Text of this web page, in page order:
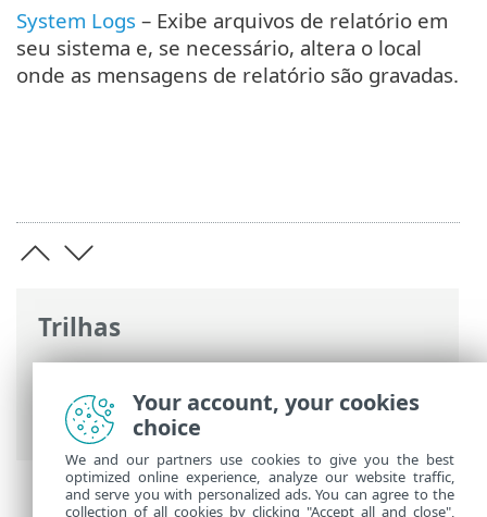
Trilhas
Ajuda on-line ESET>ESET PROTECT On-
Prem>Interface de gerenciamento
Webmin
> Sistema
System Logs – Exibe arquivos de relatório em
seu sistema e, se necessário, altera o local
onde as mensagens de relatório são gravadas.
Your account, your cookies
choice
We and our partners use cookies to give you the best
optimized online experience, analyze our website traffic,
and serve you with personalized ads. You can agree to the
collection of all cookies by clicking "Accept all and close",